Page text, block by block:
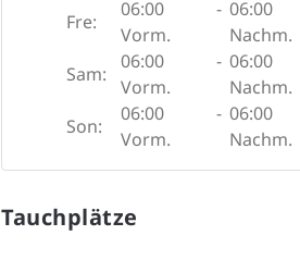
Fre:
06:00
Vorm.
- 06:00
Nachm.
Sam:
06:00
Vorm.
- 06:00
Nachm.
Son:
06:00
Vorm.
- 06:00
Nachm.
Tauchplätze